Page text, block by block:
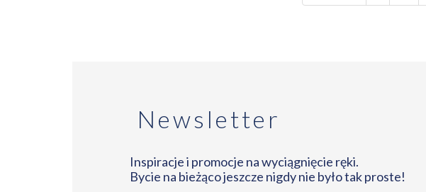
strona
strona
Newsletter
Inspiracje i promocje na wyciągnięcie ręki.
Bycie na bieżąco jeszcze nigdy nie było tak proste!